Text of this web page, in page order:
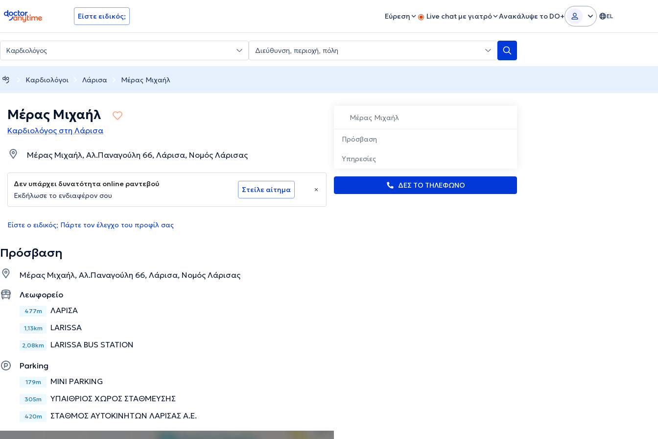
doctoranytime Είστε ειδικός; Εύρεση Live chat με γιατρό Ανακάλυψε το DO+ EL
Καρδιολόγοι Λάρισα Μέρας Μιχαήλ
Μέρας Μιχαήλ
Πρόσβαση
Υπηρεσίες
ΔΕΣ ΤΟ ΤΗΛΕΦΩΝΟ
Μέρας Μιχαήλ
Καρδιολόγος στη Λάρισα
Μέρας Μιχαήλ, Αλ.Παναγούλη 66, Λάρισα, Νομός Λάρισας
Δεν υπάρχει δυνατότητα online ραντεβού
Εκδήλωσε το ενδιαφέρον σου
Στείλε αίτημα
Είστε ο ειδικός; Πάρτε τον έλεγχο του προφίλ σας
Πρόσβαση
Μέρας Μιχαήλ, Αλ.Παναγούλη 66, Λάρισα, Νομός Λάρισας
Λεωφορείο
477m ΛΑΡΙΣΑ
1,13km LARISSA
2,08km LARISSA BUS STATION
Parking
179m MINI PARKING
305m ΥΠΑΙΘΡΙΟΣ ΧΩΡΟΣ ΣΤΑΘΜΕΥΣΗΣ
420m ΣΤΑΘΜΟΣ ΑΥΤΟΚΙΝΗΤΩΝ ΛΑΡΙΣΑΣ Α.Ε.